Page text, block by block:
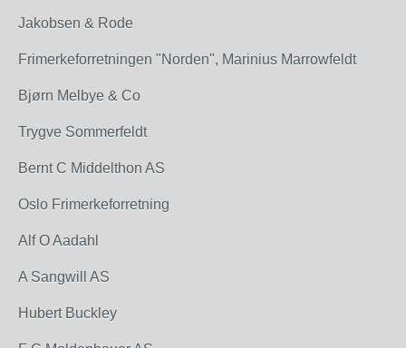
Jakobsen & Rode
Frimerkeforretningen "Norden", Marinius Marrowfeldt
Bjørn Melbye & Co
Trygve Sommerfeldt
Bernt C Middelthon AS
Oslo Frimerkeforretning
Alf O Aadahl
A Sangwill AS
Hubert Buckley